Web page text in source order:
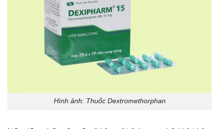
Hình ảnh: Thuốc Dextromethorphan